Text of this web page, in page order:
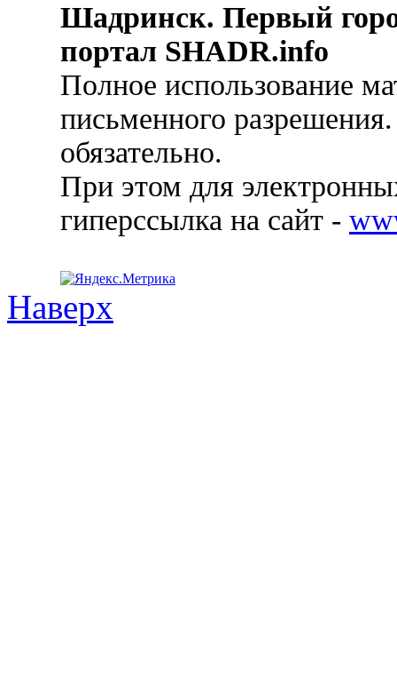
Шадринск. Первый
портал SHADR.info
Полное использование
письменного
обязательно.
При этом для
гиперссылка на сайт -
Наверх